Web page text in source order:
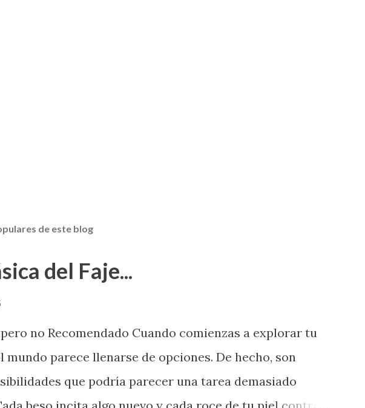
de este blog
del Faje...
no Recomendado Cuando comienzas a explorar tu
mundo parece llenarse de opciones. De hecho, son
que podría parecer una tarea demasiado